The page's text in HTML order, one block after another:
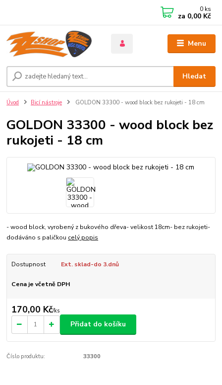
Menu
Hledat
0 ks
za 0,00 Kč
Úvod Bicí nástroje GOLDON 33300 - wood block bez rukojeti - 18 cm
GOLDON 33300 - wood block bez
rukojeti - 18 cm
- wood block, vyrobený z bukového dřeva- velikost 18cm- bez rukojeti-
dodáváno s paličkou celý popis
Dostupnost Ext. sklad-do 3.dnů
Cena je včetně DPH
170,00 Kč/ks
Přidat do košíku
Číslo produktu: 33300